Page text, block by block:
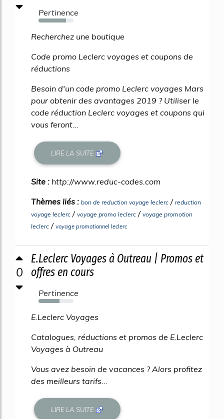
Pertinence
79%
Recherchez une boutique
Code promo Leclerc voyages et coupons de
réductions
Besoin d'un code promo Leclerc voyages Mars
pour obtenir des avantages 2019 ? Utiliser le
code réduction Leclerc voyages et coupons qui
vous feront...
LIRE LA SUITE
Site : http://www.reduc-codes.com
Thèmes liés : bon de reduction voyage leclerc / reduction
voyage leclerc / voyage promo leclerc / voyage promotion
leclerc / voyage promotionnel leclerc
0
E.Leclerc Voyages à Outreau | Promos et
offres en cours
Pertinence
60%
E.Leclerc Voyages
Catalogues, réductions et promos de E.Leclerc
Voyages à Outreau
Vous avez besoin de vacances ? Alors profitez
des meilleurs tarifs...
LIRE LA SUITE